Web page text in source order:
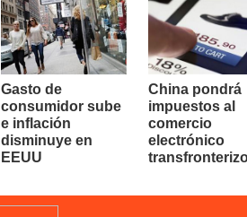
Gasto de
consumidor sube
e inflación
disminuye en
EEUU
China pondrá
impuestos al
comercio
electrónico